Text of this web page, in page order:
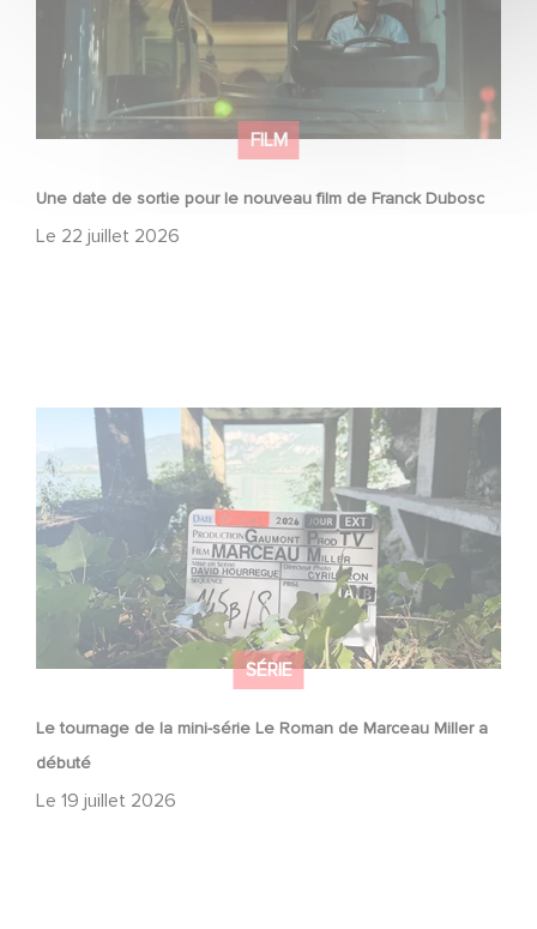
FILM
Une date de sortie pour le nouveau film de Franck Dubosc
Le 22 juillet 2026
SÉRIE
Le tournage de la mini-série Le Roman de Marceau Miller a
débuté
Le 19 juillet 2026
Le tournage de la mini-série Le Roman de Marceau Miller
a débuté